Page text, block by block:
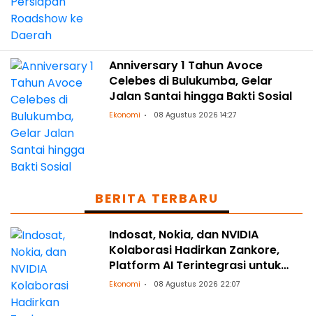
Anniversary 1 Tahun Avoce
Celebes di Bulukumba, Gelar
Jalan Santai hingga Bakti Sosial
Ekonomi 08 Agustus 2026 14:27
BERITA TERBARU
Indosat, Nokia, dan NVIDIA
Kolaborasi Hadirkan Zankore,
Platform AI Terintegrasi untuk
Asia-Pasifik
Ekonomi 08 Agustus 2026 22:07